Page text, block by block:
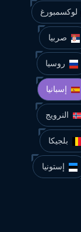
لوكسمبورغ
صربيا
روسيا
إسبانيا
النرويج
بلجيكا
إستونيا